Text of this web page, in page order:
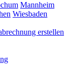
Mannheim
Wiesbaden
erstellen